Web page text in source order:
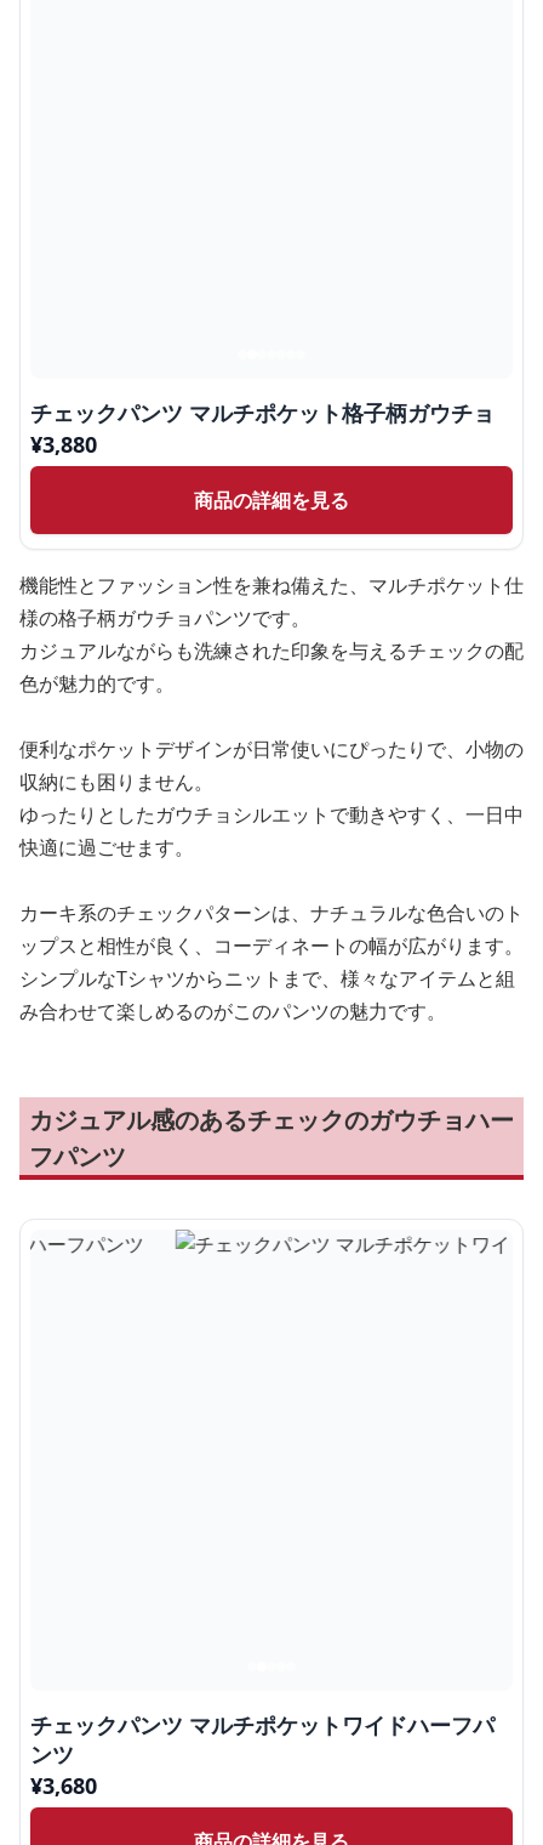
チェックパンツ マルチポケット格子柄ガウチョ
¥3,880
商品の詳細を見る
機能性とファッション性を兼ね備えた、マルチポケット仕
様の格子柄ガウチョパンツです。
カジュアルながらも洗練された印象を与えるチェックの配
色が魅力的です。
便利なポケットデザインが日常使いにぴったりで、小物の
収納にも困りません。
ゆったりとしたガウチョシルエットで動きやすく、一日中
快適に過ごせます。
カーキ系のチェックパターンは、ナチュラルな色合いのト
ップスと相性が良く、コーディネートの幅が広がります。
シンプルなTシャツからニットまで、様々なアイテムと組
み合わせて楽しめるのがこのパンツの魅力です。
カジュアル感のあるチェックのガウチョハー
フパンツ
チェックパンツ マルチポケットワイドハーフパ
ンツ
¥3,680